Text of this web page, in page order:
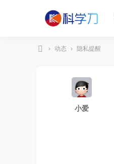
› 动态 › 隐私提醒
小爱